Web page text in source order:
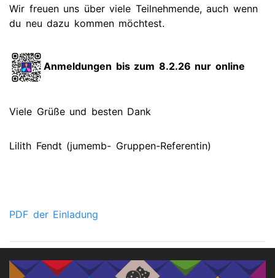
Wir freuen uns über viele Teilnehmende, auch wenn
du neu dazu kommen möchtest.
Anmeldungen bis zum 8.2.26 nur online
Viele Grüße und besten Dank
Lilith Fendt (jumemb- Gruppen-Referentin)
PDF der Einladung
Weitere Infos zu "jumemb" findet Ihr beispielsweise